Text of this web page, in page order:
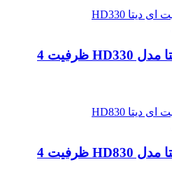
هارد اکسترنال ای دیتا مدل HD330 ظرفیت 4
هارد اکسترنال ای‌ دیتا مدل HD830 ظرفیت 4